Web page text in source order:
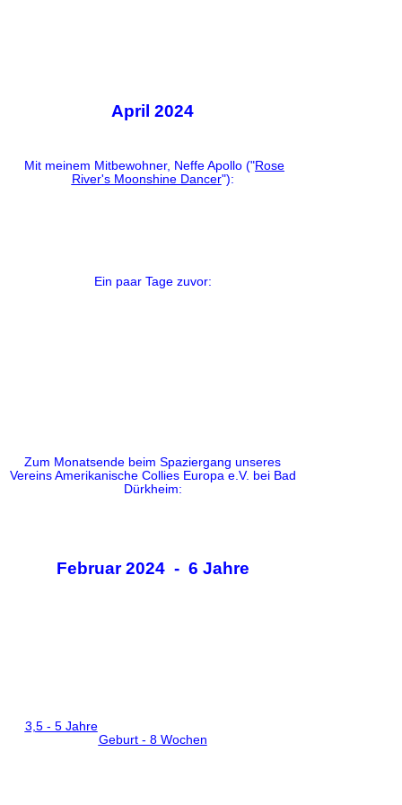
April 2024
Mit meinem Mitbewohner, Neffe Apollo ("Rose
River's Moonshine Dancer"):
Ein paar Tage zuvor:
Zum Monatsende beim Spaziergang unseres
Vereins Amerikanische Collies Europa e.V. bei Bad
Dürkheim:
Februar 2024 - 6 Jahre
3,5 - 5 Jahre
Geburt - 8 Wochen